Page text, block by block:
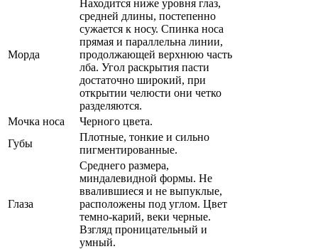
Морда
Находится ниже уровня глаз,
средней длины, постепенно
сужается к носу. Спинка носа
прямая и параллельна линии,
продолжающей верхнюю часть
лба. Угол раскрытия пасти
достаточно широкий, при
открытии челюсти они четко
разделяются.
Мочка носа
Черного цвета.
Губы
Плотные, тонкие и сильно
пигментированные.
Глаза
Среднего размера,
миндалевидной формы. Не
ввалившиеся и не выпуклые,
расположены под углом. Цвет
темно-карий, веки черные.
Взгляд проницательный и
умный.